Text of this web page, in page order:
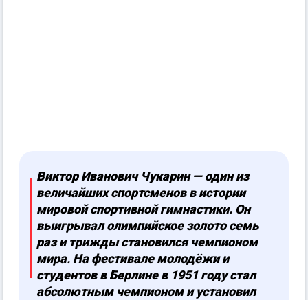
Виктор Иванович Чукарин — один из
величайших спортсменов в истории
мировой спортивной гимнастики. Он
выигрывал олимпийское золото семь
раз и трижды становился чемпионом
мира. На фестивале молодёжи и
студентов в Берлине в 1951 году стал
абсолютным чемпионом и установил